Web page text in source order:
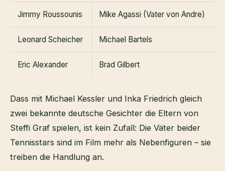
Jimmy Roussounis Mike Agassi (Vater von Andre)
Leonard Scheicher Michael Bartels
Eric Alexander Brad Gilbert
Dass mit Michael Kessler und Inka Friedrich gleich
zwei bekannte deutsche Gesichter die Eltern von
Steffi Graf spielen, ist kein Zufall: Die Väter beider
Tennisstars sind im Film mehr als Nebenfiguren – sie
treiben die Handlung an.